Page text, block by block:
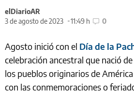
elDiarioAR
3 de agosto de 2023
11:49 h 0
Agosto inició con el Día de la
celebración ancestral que nació
los pueblos originarios de
con las conmemoraciones o